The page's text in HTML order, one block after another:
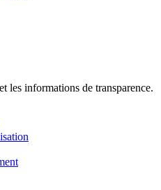
les informations de transparence.